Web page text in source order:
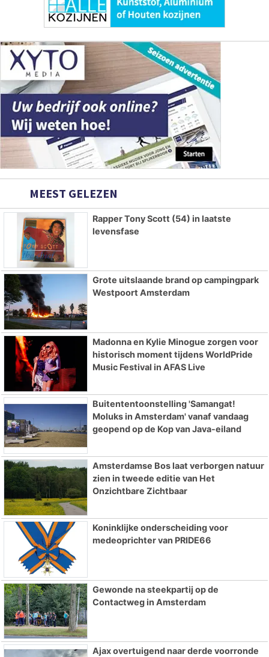
MEEST GELEZEN
Rapper Tony Scott (54) in laatste
levensfase
Grote uitslaande brand op campingpark
Westpoort Amsterdam
Madonna en Kylie Minogue zorgen voor
historisch moment tijdens WorldPride
Music Festival in AFAS Live
Buitententoonstelling 'Samangat!
Moluks in Amsterdam' vanaf vandaag
geopend op de Kop van Java-eiland
Amsterdamse Bos laat verborgen natuur
zien in tweede editie van Het
Onzichtbare Zichtbaar
Koninklijke onderscheiding voor
medeoprichter van PRIDE66
Gewonde na steekpartij op de
Contactweg in Amsterdam
Ajax overtuigend naar derde voorronde